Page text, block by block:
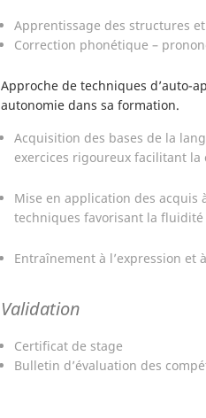
Apprentissage des structures
Correction phonétique –
Approche de techniques d’auto-
autonomie dans sa formation.
Acquisition des bases de la
exercices rigoureux facilitant la
Mise en application des acquis
techniques favorisant la fluidité
Entraînement à l’expression et
Validation
Certificat de stage
Bulletin d’évaluation des